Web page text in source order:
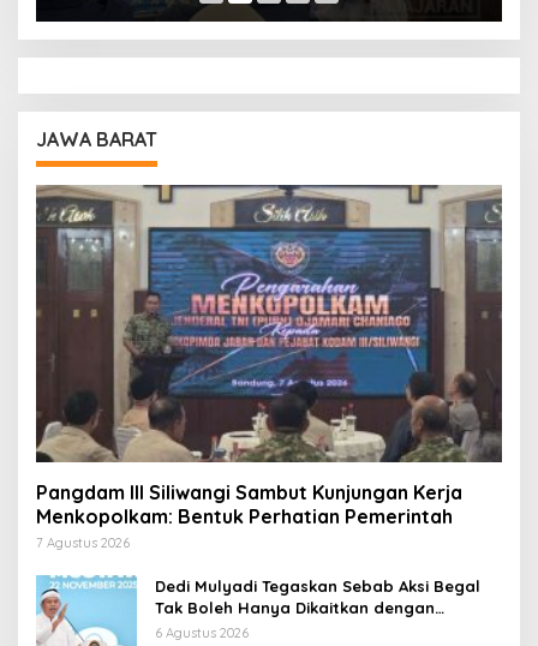
JAWA BARAT
Pangdam III Siliwangi Sambut Kunjungan Kerja
Menkopolkam: Bentuk Perhatian Pemerintah
7 Agustus 2026
Dedi Mulyadi Tegaskan Sebab Aksi Begal
Tak Boleh Hanya Dikaitkan dengan
Ekonomi
6 Agustus 2026